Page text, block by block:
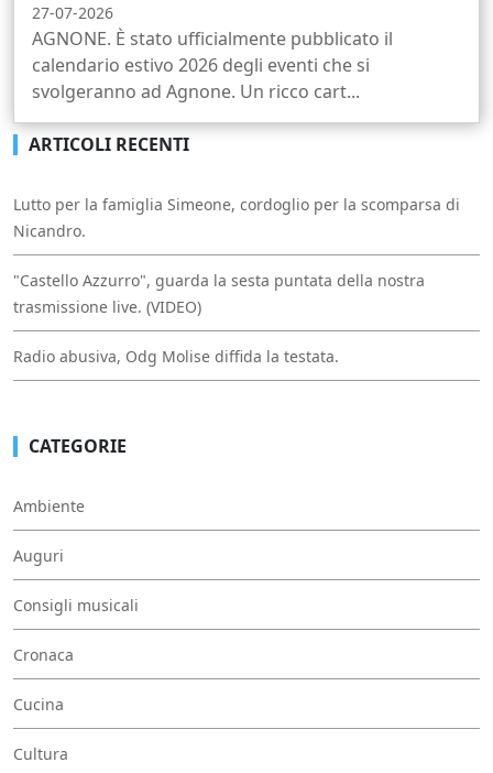
27-07-2026
AGNONE. È stato ufficialmente pubblicato il
calendario estivo 2026 degli eventi che si
svolgeranno ad Agnone. Un ricco cart...
ARTICOLI RECENTI
Lutto per la famiglia Simeone, cordoglio per la scomparsa di
Nicandro.
"Castello Azzurro", guarda la sesta puntata della nostra
trasmissione live. (VIDEO)
Radio abusiva, Odg Molise diffida la testata.
CATEGORIE
Ambiente
Auguri
Consigli musicali
Cronaca
Cucina
Cultura